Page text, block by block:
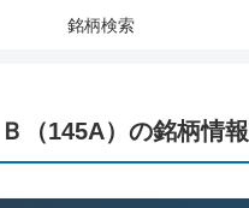
銘柄検索
145A）の銘柄情報